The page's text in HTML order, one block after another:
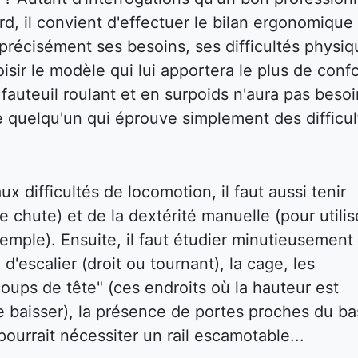
il convient d'effectuer le bilan ergonomique
ses besoins, ses difficultés
le modèle qui lui apportera le plus de
roulant et en surpoids n'aura pas
qui éprouve simplement des
difficultés de locomotion, il faut aussi tenir
chute) et de la dextérité manuelle (pour
Ensuite, il faut étudier minutieusement
(droit ou tournant), la cage, les
de tête" (ces endroits où la hauteur est
baisser), la présence de portes proches du
nécessiter un rail escamotable...